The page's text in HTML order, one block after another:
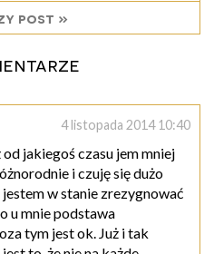
post »
4 listopada 2014 10:40
jakiegoś czasu jem mniej
i czuję się dużo
w stanie zrezygnować
u mnie podstawa
tym jest ok. Już i tak